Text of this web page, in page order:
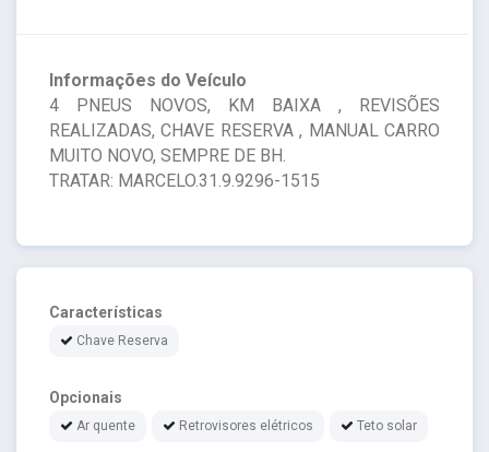
Informações do Veículo
4 PNEUS NOVOS, KM BAIXA , REVISÕES
REALIZADAS, CHAVE RESERVA , MANUAL CARRO
MUITO NOVO, SEMPRE DE BH.
TRATAR: MARCELO.31.9.9296-1515
Características
Chave Reserva
Opcionais
Ar quente Retrovisores elétricos Teto solar